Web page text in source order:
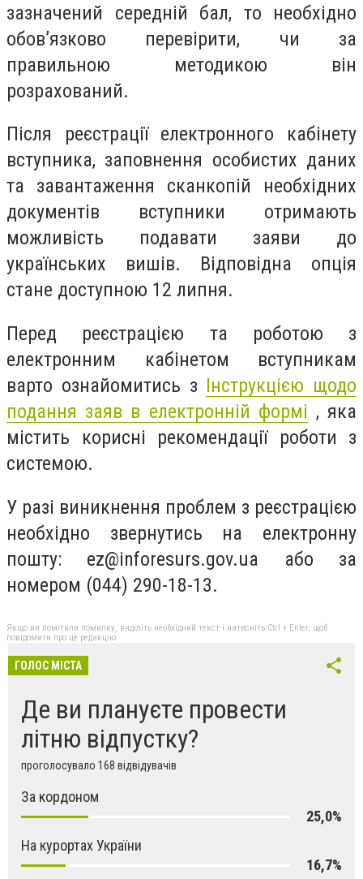
зазначений середній бал, то необхідно
обов’язково перевірити, чи за
правильною методикою він
розрахований.
Після реєстрації електронного кабінету
вступника, заповнення особистих даних
та завантаження сканкопій необхідних
документів вступники отримають
можливість подавати заяви до
українських вишів. Відповідна опція
стане доступною 12 липня.
Перед реєстрацією та роботою з
електронним кабінетом вступникам
варто ознайомитись з Інструкцією щодо
подання заяв в електронній формі , яка
містить корисні рекомендації роботи з
системою.
У разі виникнення проблем з реєстрацією
необхідно звернутись на електронну
пошту: ez@inforesurs.gov.ua або за
номером (044) 290-18-13.
Якщо ви помітили помилку, виділіть необхідний текст і натисніть Ctrl + Enter, щоб
повідомити про це редакцію
ГОЛОС МІСТА
Де ви плануєте провести
літню відпустку?
проголосувало 168 відвідувачів
За кордоном
25,0%
На курортах України
16,7%